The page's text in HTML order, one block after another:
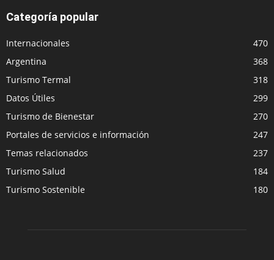
Categoría popular
Internacionales
470
Argentina
368
Turismo Termal
318
Datos Útiles
299
Turismo de Bienestar
270
Portales de servicios e información
247
Temas relacionados
237
Turismo Salud
184
Turismo Sostenible
180